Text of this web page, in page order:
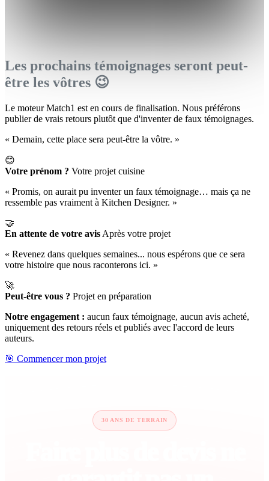
Les prochains témoignages seront peut-
être les vôtres 😉
Le moteur Match1 est en cours de finalisation. Nous préférons
publier de vrais retours plutôt que d'inventer de faux témoignages.
« Demain, cette place sera peut-être la vôtre. »
😊
Votre prénom ? Votre projet cuisine
« Promis, on aurait pu inventer un faux témoignage… mais ça ne
ressemble pas vraiment à Kitchen Designer. »
🤝
En attente de votre avis Après votre projet
« Revenez dans quelques semaines... nous espérons que ce sera
votre histoire que nous raconterons ici. »
🚀
Peut-être vous ? Projet en préparation
Notre engagement : aucun faux témoignage, aucun avis acheté,
uniquement des retours réels et publiés avec l'accord de leurs
auteurs.
🎯 Commencer mon projet
30 ANS DE TERRAIN